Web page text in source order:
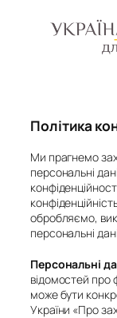
Політика
Ми прагнемо
персональні
обробляємо,
персональні дані.
Персональні
відомостей про
може бути
України «Про